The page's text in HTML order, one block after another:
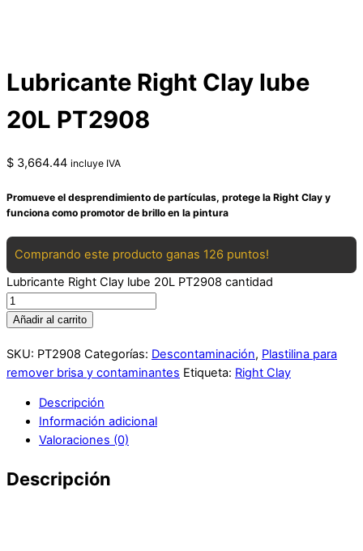
Lubricante Right Clay lube
20L PT2908
$ 3,664.44 incluye IVA
Promueve el desprendimiento de partículas, protege la Right Clay y
funciona como promotor de brillo en la pintura
Comprando este producto ganas 126 puntos!
Lubricante Right Clay lube 20L PT2908 cantidad
Añadir al carrito
SKU: PT2908 Categorías: Descontaminación, Plastilina para
remover brisa y contaminantes Etiqueta: Right Clay
Descripción
Información adicional
Valoraciones (0)
Descripción